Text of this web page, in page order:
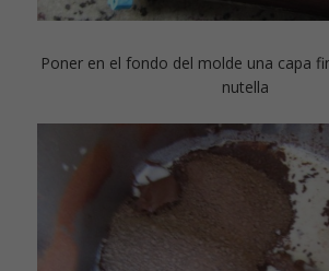
Poner en el fondo del molde una capa
nutella